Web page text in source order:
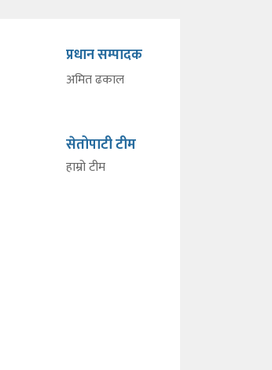
प्रधान सम्पादक
अमित ढकाल
सेतोपाटी टीम
हाम्रो टीम